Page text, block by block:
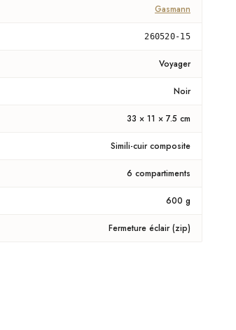
Gasmann
260520-15
Voyager
Noir
33 × 11 × 7.5 cm
Simili-cuir composite
6 compartiments
600 g
Fermeture éclair (zip)